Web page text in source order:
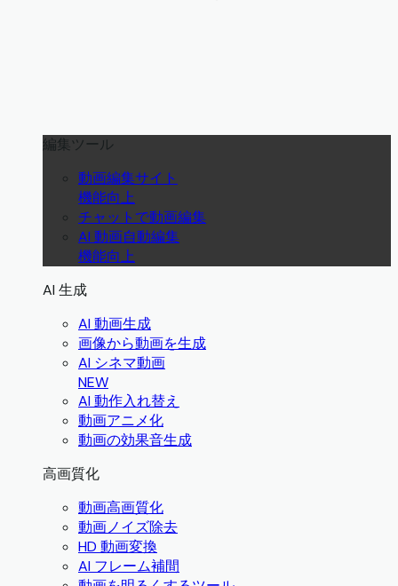
編集ツール
動画編集サイト
機能向上
チャットで動画編集
AI 動画自動編集
機能向上
AI 生成
AI 動画生成
画像から動画を生成
AI シネマ動画
NEW
AI 動作入れ替え
動画アニメ化
動画の効果音生成
高画質化
動画高画質化
動画ノイズ除去
HD 動画変換
AI フレーム補間